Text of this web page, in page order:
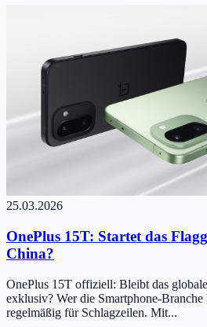
25.03.2026
OnePlus 15T: Startet das
China?
OnePlus 15T offiziell: Bleibt das
exklusiv? Wer die Smartphone-
regelmäßig für Schlagzeilen. Mit...